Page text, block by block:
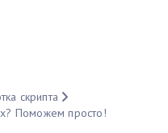
скрипта
Поможем просто!